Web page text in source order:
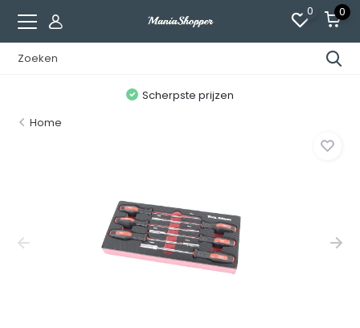
0 0
Scherpste prijzen
Home